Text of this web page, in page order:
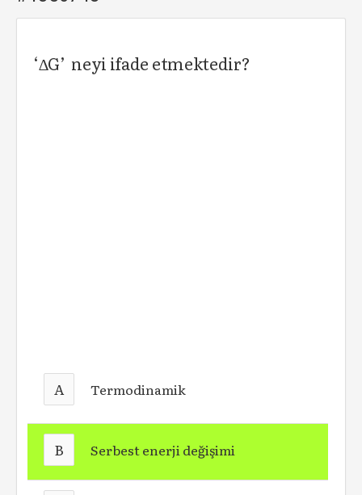
‘∆G’ neyi ifade etmektedir?
A Termodinamik
B Serbest enerji değişimi